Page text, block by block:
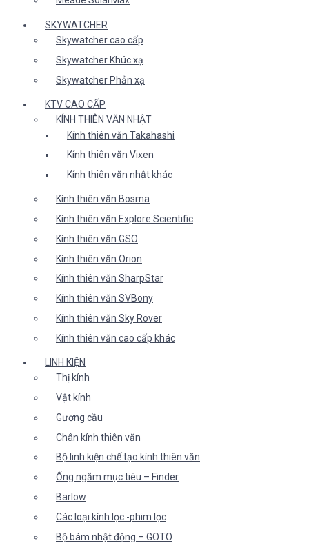
SKYWATCHER
Skywatcher cao cấp
Skywatcher Khúc xạ
Skywatcher Phản xạ
KTV CAO CẤP
KÍNH THIÊN VĂN NHẬT
Kính thiên văn Takahashi
Kính thiên văn Vixen
Kính thiên văn nhật khác
Kính thiên văn Bosma
Kính thiên văn Explore Scientific
Kính thiên văn GSO
Kính thiên văn Orion
Kính thiên văn SharpStar
Kính thiên văn SVBony
Kính thiên văn Sky Rover
Kính thiên văn cao cấp khác
LINH KIỆN
Thị kính
Vật kính
Gương cầu
Chân kính thiên văn
Bộ linh kiện chế tạo kính thiên văn
Ống ngắm mục tiêu – Finder
Barlow
Các loại kính lọc -phim lọc
Bộ bám nhật động – GOTO